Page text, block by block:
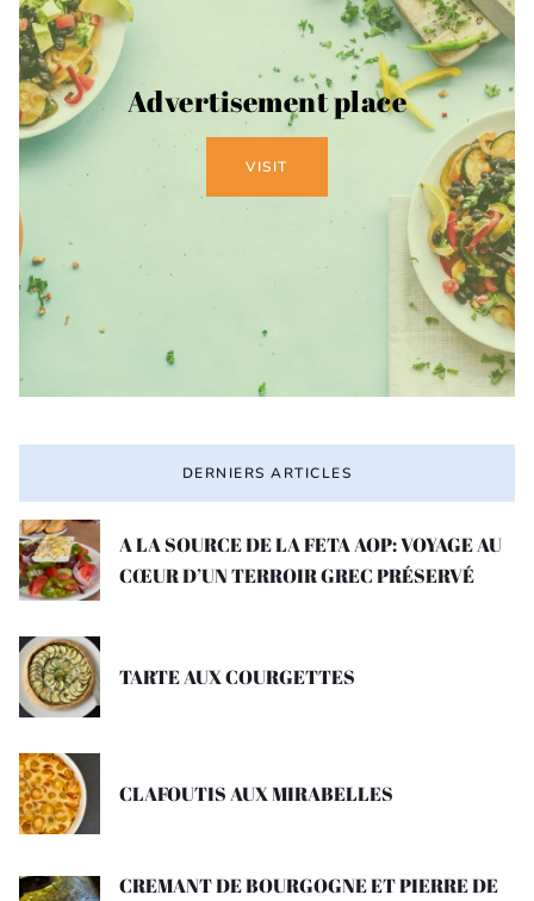
Advertisement place
VISIT
DERNIERS ARTICLES
A LA SOURCE DE LA FETA AOP: VOYAGE AU
CŒUR D’UN TERROIR GREC PRÉSERVÉ
TARTE AUX COURGETTES
CLAFOUTIS AUX MIRABELLES
CREMANT DE BOURGOGNE ET PIERRE DE